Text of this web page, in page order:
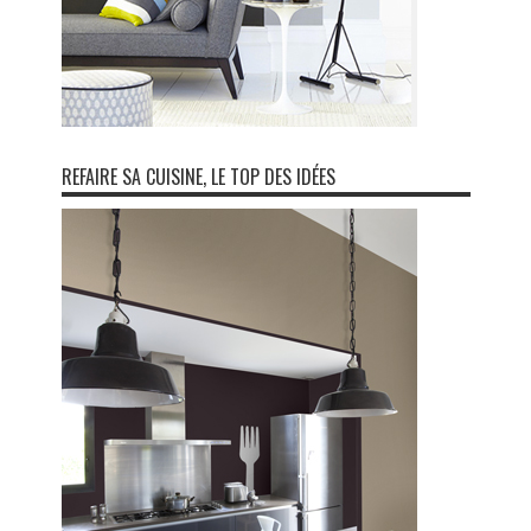
REFAIRE SA CUISINE, LE TOP DES IDÉES